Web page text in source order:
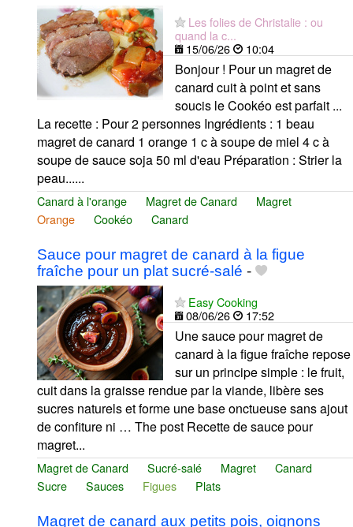
Les folies de Christalie : ou
quand la c...
15/06/26
10:04
Bonjour ! Pour un magret de
canard cuit à point et sans
soucis le Cookéo est parfait ...
La recette : Pour 2 personnes Ingrédients : 1 beau
magret de canard 1 orange 1 c à soupe de miel 4 c à
soupe de sauce soja 50 ml d'eau Préparation : Strier la
peau......
Canard à l'orange Magret de Canard
Magret
Orange
Cookéo Canard
Sauce pour magret de canard à la figue
fraîche pour un plat sucré-salé -
Easy Cooking
08/06/26
17:52
Une sauce pour magret de
canard à la figue fraîche repose
sur un principe simple : le fruit,
cuit dans la graisse rendue par la viande, libère ses
sucres naturels et forme une base onctueuse sans ajout
de confiture ni … The post Recette de sauce pour
magret...
Magret de Canard Sucré-salé Magret
Canard
Sucre
Sauces Figues Plats
Magret de canard aux petits pois, oignons